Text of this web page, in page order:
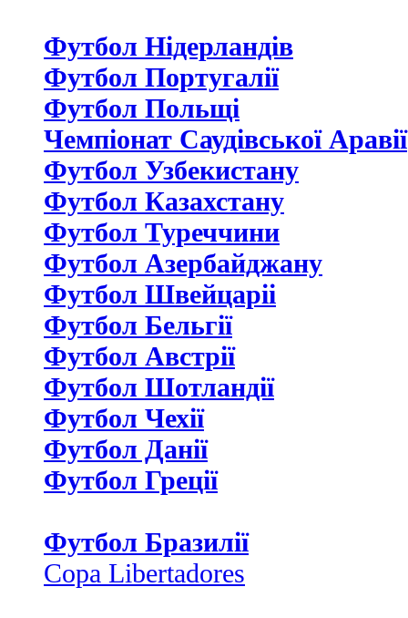
Футбол Нідерландiв
Футбол Португалії
Футбол Польщі
Чемпіонат Саудівської Аравії
Футбол Узбекистану
Футбол Казахстану
Футбол Туреччини
Футбол Азербайджану
Футбол Швейцаріі
Футбол Бельгії
Футбол Австрії
Футбол Шотландії
Футбол Чехії
Футбол Данії
Футбол Греції
Футбол Бразилії
Copa Libertadores